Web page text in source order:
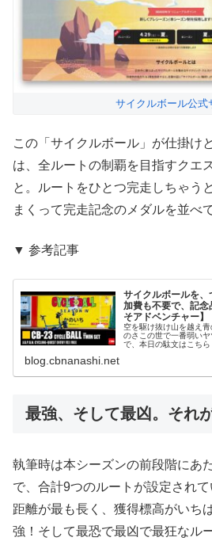
サイクルボール公式
この「サイクルボール」が仕掛け
は、全ルートの制覇を目指すクエ
と。ルートをひとつ完走しちゃう
まくって完走記念のメダルを並べ
▼ 参考記事
サイクルボールを
加費も不要で、記
そアドベンチャー】
空を駆け抜け山を越え
のさこの世で一番弱い
で、本日の駄文はこち
blog.cbnanashi.net
最強、そして最凶。それ
執筆時は本シーズンの前段階にあ
で、合計9つのルートが設定され
距離が最も長く、獲得標高がいち
強！そして最恐で最凶で最狂なル